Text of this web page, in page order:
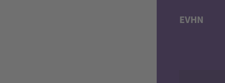
EVHN